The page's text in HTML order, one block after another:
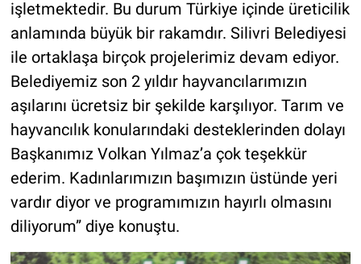
işletmektedir. Bu durum Türkiye içinde üreticilik
anlamında büyük bir rakamdır. Silivri Belediyesi
ile ortaklaşa birçok projelerimiz devam ediyor.
Belediyemiz son 2 yıldır hayvancılarımızın
aşılarını ücretsiz bir şekilde karşılıyor. Tarım ve
hayvancılık konularındaki desteklerinden dolayı
Başkanımız Volkan Yılmaz’a çok teşekkür
ederim. Kadınlarımızın başımızın üstünde yeri
vardır diyor ve programımızın hayırlı olmasını
diliyorum” diye konuştu.